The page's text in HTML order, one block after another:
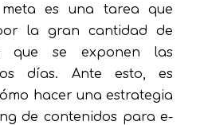
es una tarea que
la gran cantidad de
que se exponen las
días. Ante esto, es
hacer una estrategia
de contenidos para e-